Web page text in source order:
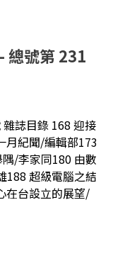
總號第 231
誌目錄 168 迎接
月紀聞/編輯部173
/李家同180 由數
188 超級電腦之結
在台設立的展望/